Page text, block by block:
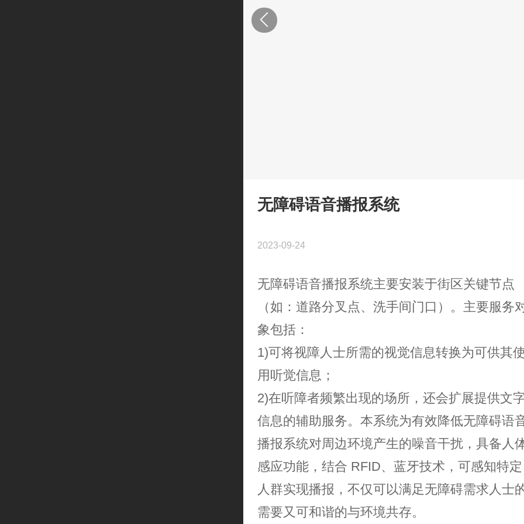
无障碍语音播报系统
2023-09-24
无障碍语音播报系统主要安装于街区关键节点
（如：道路分叉点、洗手间门口）。主要服务
象包括：
1)可将视障人士所需的视觉信息转换为可供其使
用听觉信息；
2)在听障者频繁出现的场所，还会扩展提供文
信息的辅助服务。本系统为有效降低无障碍语
播报系统对周边环境产生的噪音干扰，具备人
感应功能，结合 RFID、蓝牙技术，可感知特定
人群实现播报，不仅可以满足无障碍需求人士
需要又可和谐的与环境共存。